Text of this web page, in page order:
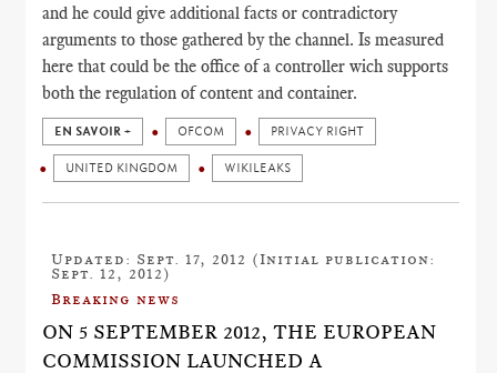
and he could give additional facts or contradictory
arguments to those gathered by the channel. Is measured
here that could be the office of a controller wich supports
both the regulation of content and container.
EN SAVOIR + OFCOM PRIVACY RIGHT
UNITED KINGDOM WIKILEAKS
Updated: Sept. 17, 2012 (Initial publication:
Sept. 12, 2012)
Breaking news
ON 5 SEPTEMBER 2012, THE EUROPEAN
COMMISSION LAUNCHED A